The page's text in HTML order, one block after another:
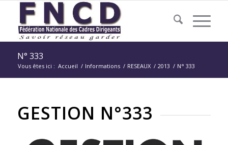
N° 333
Vous êtes ici : Accueil / Informations / RESEAUX / 2013 / N° 333
GESTION N°333